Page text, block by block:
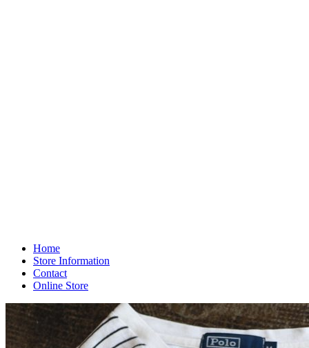
Home
Store Information
Contact
Online Store